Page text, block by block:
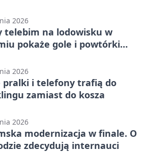
2026
telebim na lodowisku w
pokaże gole i powtórki
2026
pralki i telefony trafią do
zamiast do kosza
2026
modernizacja w finale. O
zdecydują internauci